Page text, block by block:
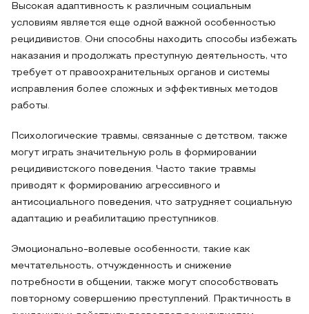
Высокая адаптивность к различным социальным
условиям является еще одной важной особенностью
рецидивистов. Они способны находить способы избежать
наказания и продолжать преступную деятельность, что
требует от правоохранительных органов и системы
исправления более сложных и эффективных методов
работы.
Психологические травмы, связанные с детством, также
могут играть значительную роль в формировании
рецидивистского поведения. Часто такие травмы
приводят к формированию агрессивного и
антисоциального поведения, что затрудняет социальную
адаптацию и реабилитацию преступников.
Эмоционально-волевые особенности, такие как
мечтательность, отчужденность и снижение
потребности в общении, также могут способствовать
повторному совершению преступлений. Практичность в